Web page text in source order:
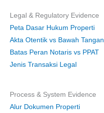
Legal & Regulatory Evidence
Peta Dasar Hukum Properti
Akta Otentik vs Bawah Tangan
Batas Peran Notaris vs PPAT
Jenis Transaksi Legal
Process & System Evidence
Alur Dokumen Properti